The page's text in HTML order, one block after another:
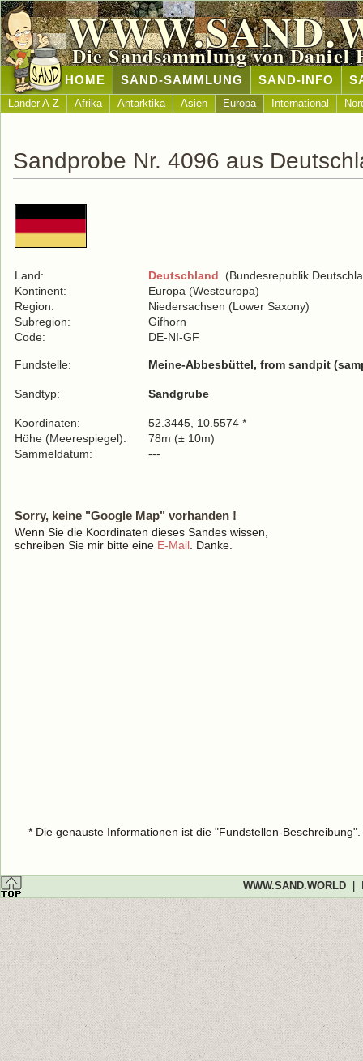
Die Sandsammlung von Daniel
HOME SAND-SAMMLUNG SAND-INFO
Länder A-Z Afrika Antarktika Asien Europa International
Sandprobe Nr. 4096 aus
Land: Deutschland (Bundesrepublik
Kontinent:
Europa (Westeuropa)
Region:
Niedersachsen (Lower Saxony)
Subregion:
Gifhorn
Code:
DE-NI-GF
Fundstelle: Meine-Abbesbüttel, from sandpit
Sandtyp: Sandgrube
Koordinaten:
52.3445, 10.5574 *
Höhe (Meerespiegel):
78m (± 10m)
Sammeldatum:
---
Sorry, keine "Google Map" vorhanden !
Wenn Sie die Koordinaten dieses Sandes wissen,
schreiben Sie mir bitte eine E-Mail . Danke.
* Die genauste Informationen ist die "Fundstellen-
WWW.SAND.WORLD|